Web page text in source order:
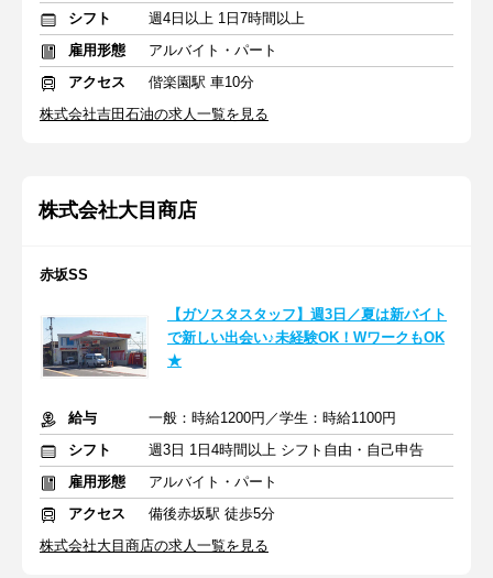
シフト
週4日以上 1日7時間以上
雇用形態
アルバイト・パート
アクセス
偕楽園駅 車10分
株式会社吉田石油の求人一覧を見る
株式会社大目商店
赤坂SS
【ガソスタスタッフ】週3日／夏は新バイト
で新しい出会い♪未経験OK！WワークもOK
★
給与
一般：時給1200円／学生：時給1100円
シフト
週3日 1日4時間以上 シフト自由・自己申告
雇用形態
アルバイト・パート
アクセス
備後赤坂駅 徒歩5分
株式会社大目商店の求人一覧を見る